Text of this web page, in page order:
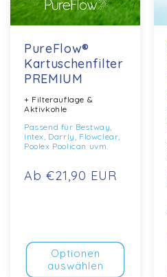
PureFlow®
Kartuschenfilter
PREMIUM
+ Filterauflage &
Aktivkohle
Passend für Bestway,
Intex, Darrly, Flowclear,
Poolex Poolican uvm.
Normaler
Ab €21,90 EUR
Optionen
auswählen